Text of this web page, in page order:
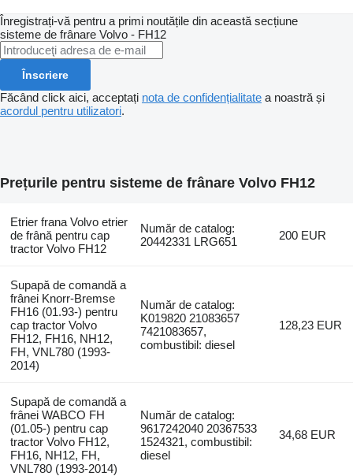
Înregistrați-vă pentru a primi noutățile din această secțiune
sisteme de frânare Volvo - FH12
Înscriere
Făcând click aici, acceptați nota de confidențialitate a noastră și
acordul pentru utilizatori.
Prețurile pentru sisteme de frânare Volvo FH12
Etrier frana Volvo etrier
de frână pentru cap
tractor Volvo FH12
Număr de catalog:
20442331 LRG651
200 EUR
Supapă de comandă a
frânei Knorr-Bremse
FH16 (01.93-) pentru
cap tractor Volvo
FH12, FH16, NH12,
FH, VNL780 (1993-
2014)
Număr de catalog:
K019820 21083657
7421083657,
combustibil: diesel
128,23 EUR
Supapă de comandă a
frânei WABCO FH
(01.05-) pentru cap
tractor Volvo FH12,
FH16, NH12, FH,
VNL780 (1993-2014)
Număr de catalog:
9617242040 20367533
1524321, combustibil:
diesel
34,68 EUR